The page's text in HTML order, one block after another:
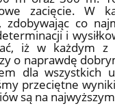
zacięcie. W
zdobywając co
i
iż w każdym
o naprawdę
dla wszystkich
przeciętne
są na